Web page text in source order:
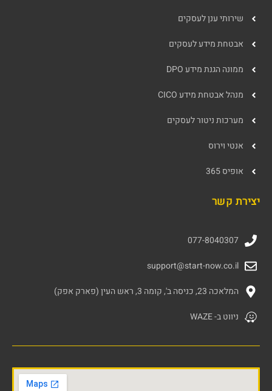
שירותי ענן לעסקים
אבטחת מידע לעסקים
ממונה הגנת מידע DPO
מנהל אבטחת מידע CICO
מערכות ניטור לעסקים
אנטי וירוס
אופיס 365
יצירת קשר
077-8040307
support@start-now.co.il
המלאכה 23, כניסה ב', קומה 3, ראש העין (פארק אפק)
ניווט ב- WAZE